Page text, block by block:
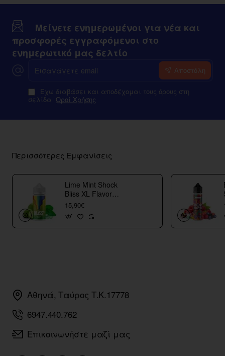
Μείνετε ενημερωμένοι για νέα και
προσφορές εγγραφόμενοι στο
ενημερωτικό μας δελτίο
email
Αποστόλη
Έχω διαβάσει και αποδέχομαι τους όρους στη
σελίδα Οροί Χρήσης
Περισσότερες Εμφανίσεις
Lime Mint Shock
Bliss XL Flavor
Shots
15,90€
Αθηνά, Ταύρος Τ.Κ.17778
6947.440.762
Επικοινωνήστε μαζί μας